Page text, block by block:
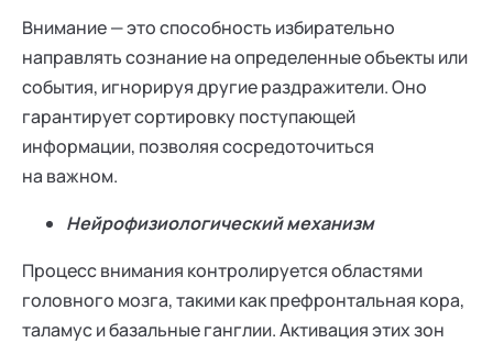
Внимание — это способность избирательно
направлять сознание на определенные объекты или
события, игнорируя другие раздражители. Оно
гарантирует сортировку поступающей
информации, позволяя сосредоточиться
на важном.
Нейрофизиологический механизм
Процесс внимания контролируется областями
головного мозга, такими как префронтальная кора,
таламус и базальные ганглии. Активация этих зон